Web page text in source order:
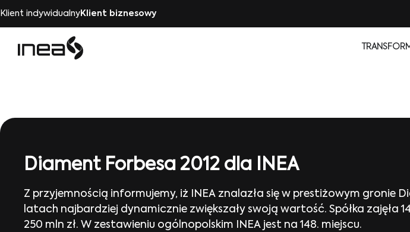
Klient indywidualnyKlient biznesowy
Diament Forbesa 2012 dla INEA
Z przyjemnością informujemy, iż INEA znalazła się w prestiżowym
latach najbardziej dynamicznie zwiększały swoją wartość. Spółka zajęła
250 mln zł. W zestawieniu ogólnopolskim INEA jest na 148. miejscu.